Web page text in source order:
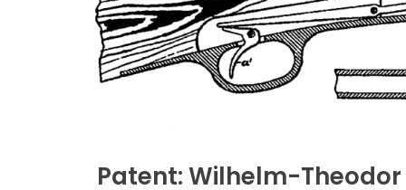
Patent: Wilhelm-Theodor